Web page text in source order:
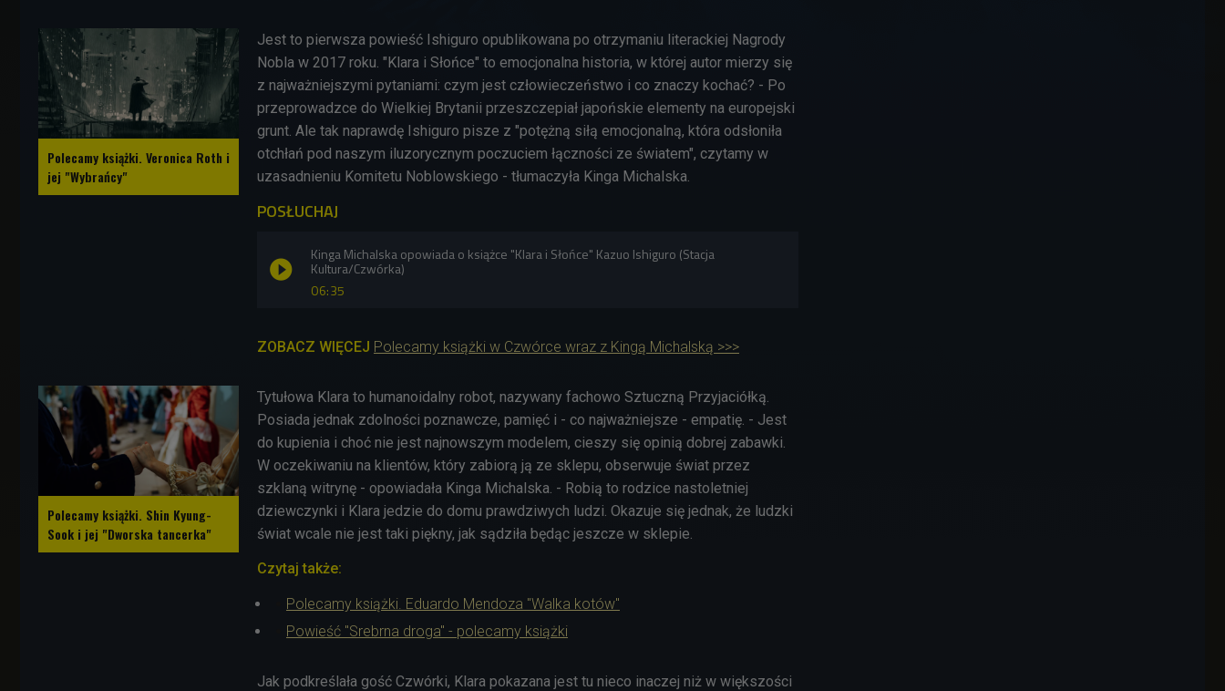
Polecamy książki. Veronica Roth i
jej "Wybrańcy"
Jest to pierwsza powieść Ishiguro opublikowana po otrzymaniu literackiej Nagrody
Nobla w 2017 roku. "Klara i Słońce" to emocjonalna historia, w której autor mierzy się
z najważniejszymi pytaniami: czym jest człowieczeństwo i co znaczy kochać? - Po
przeprowadzce do Wielkiej Brytanii przeszczepiał japońskie elementy na europejski
grunt. Ale tak naprawdę Ishiguro pisze z "potężną siłą emocjonalną, która odsłoniła
otchłań pod naszym iluzorycznym poczuciem łączności ze światem", czytamy w
uzasadnieniu Komitetu Noblowskiego - tłumaczyła Kinga Michalska.
POSŁUCHAJ
06:35
Kinga Michalska opowiada o książce "Klara i Słońce" Kazuo Ishiguro (Stacja
Kultura/Czwórka)
ZOBACZ WIĘCEJ Polecamy książki w Czwórce wraz z Kingą Michalską >>>
Polecamy książki. Shin Kyung-
Sook i jej "Dworska tancerka"
Tytułowa Klara to humanoidalny robot, nazywany fachowo Sztuczną Przyjaciółką.
Posiada jednak zdolności poznawcze, pamięć i - co najważniejsze - empatię. - Jest
do kupienia i choć nie jest najnowszym modelem, cieszy się opinią dobrej zabawki.
W oczekiwaniu na klientów, który zabiorą ją ze sklepu, obserwuje świat przez
szklaną witrynę - opowiadała Kinga Michalska. - Robią to rodzice nastoletniej
dziewczynki i Klara jedzie do domu prawdziwych ludzi. Okazuje się jednak, że ludzki
świat wcale nie jest taki piękny, jak sądziła będąc jeszcze w sklepie.
Czytaj także:
Polecamy książki. Eduardo Mendoza "Walka kotów"
Powieść "Srebrna droga" - polecamy książki
Jak podkreślała gość Czwórki, Klara pokazana jest tu nieco inaczej niż w większości